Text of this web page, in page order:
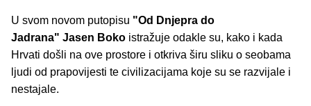
U svom novom putopisu "Od Dnjepra do
Jadrana" Jasen Boko istražuje odakle su, kako i kada
Hrvati došli na ove prostore i otkriva širu sliku o seobama
ljudi od prapovijesti te civilizacijama koje su se razvijale i
nestajale.